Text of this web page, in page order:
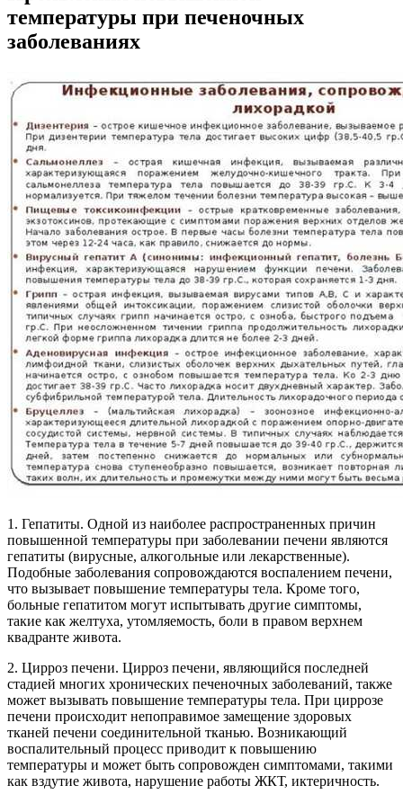
температуры при печеночных
заболеваниях
1. Гепатиты. Одной из наиболее распространенных причин
повышенной температуры при заболевании печени являются
гепатиты (вирусные, алкогольные или лекарственные).
Подобные заболевания сопровождаются воспалением печени,
что вызывает повышение температуры тела. Кроме того,
больные гепатитом могут испытывать другие симптомы,
такие как желтуха, утомляемость, боли в правом верхнем
квадранте живота.
2. Цирроз печени. Цирроз печени, являющийся последней
стадией многих хронических печеночных заболеваний, также
может вызывать повышение температуры тела. При циррозе
печени происходит непоправимое замещение здоровых
тканей печени соединительной тканью. Возникающий
воспалительный процесс приводит к повышению
температуры и может быть сопровожден симптомами, такими
как вздутие живота, нарушение работы ЖКТ, иктеричность.